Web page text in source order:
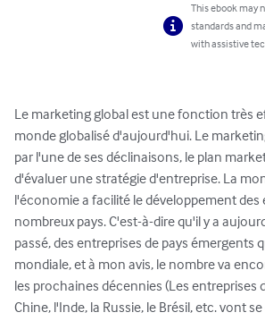
This ebook may
standards and
with assistive
Le marketing global est une fonction très
monde globalisé d'aujourd'hui. Le
par l'une de ses déclinaisons, le plan
d'évaluer une stratégie d'entreprise. La
l'économie a facilité le développement des
nombreux pays. C'est-à-dire qu'il y a
passé, des entreprises de pays émergents
mondiale, et à mon avis, le nombre va
les prochaines décennies (Les entreprises
Chine, l'Inde, la Russie, le Brésil, etc. vont